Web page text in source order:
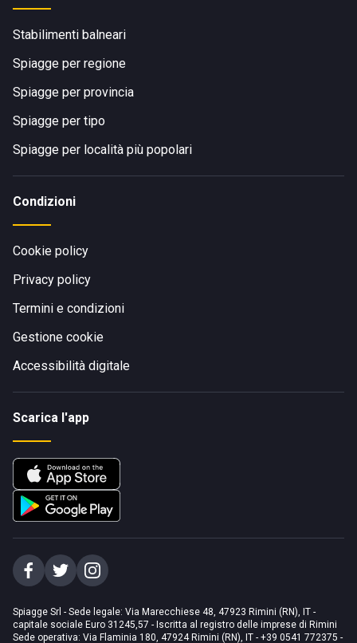
Stabilimenti balneari
Spiagge per regione
Spiagge per provincia
Spiagge per tipo
Spiagge per località più popolari
Condizioni
Cookie policy
Privacy policy
Termini e condizioni
Gestione cookie
Accessibilità digitale
Scarica l'app
Spiagge Srl - Sede legale: Via Marecchiese 48, 47923 Rimini (RN), IT -
capitale sociale Euro 31245,57 - Iscritta al registro delle imprese di Rimini
Sede operativa: Via Flaminia 180, 47924 Rimini (RN), IT - +39 0541 772375 -